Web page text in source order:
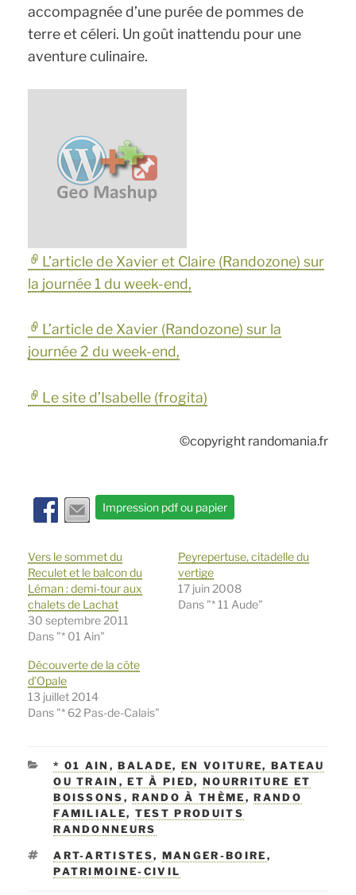
accompagnée d’une purée de pommes de
terre et céleri. Un goût inattendu pour une
aventure culinaire.
L’article de Xavier et Claire (Randozone) sur
la journée 1 du week-end,
L’article de Xavier (Randozone) sur la
journée 2 du week-end,
Le site d’Isabelle (frogita)
©copyright randomania.fr
Impression pdf ou papier
Vers le sommet du
Reculet et le balcon du
Léman : demi-tour aux
chalets de Lachat
30 septembre 2011
Dans "* 01 Ain"
Peyrepertuse, citadelle du
vertige
17 juin 2008
Dans "* 11 Aude"
Découverte de la côte
d’Opale
13 juillet 2014
Dans "* 62 Pas-de-Calais"
CATÉGORIES
* 01 AIN ,BALADE,EN VOITURE, BATEAU
OU TRAIN, ET À PIED,NOURRITURE ET
BOISSONS ,RANDO À THÈME ,RANDO
FAMILIALE, TEST PRODUITS
RANDONNEURS
ÉTIQUETTES
ART-ARTISTES, MANGER-BOIRE ,
PATRIMOINE-CIVIL